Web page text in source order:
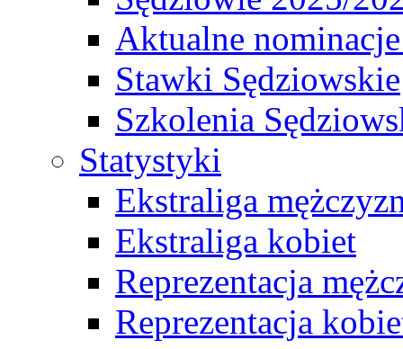
Aktualne
Stawki Sędziowskie
Szkolenia
Statystyki
Ekstraliga
Ekstraliga kobiet
Reprezentacja
Reprezentacja